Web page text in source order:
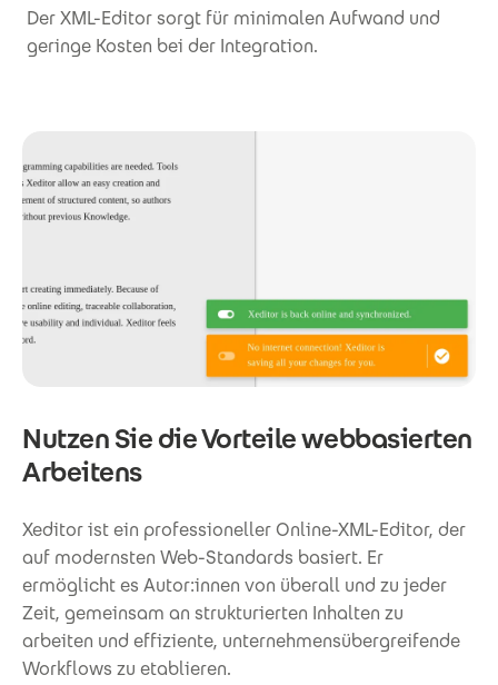
Der XML-Editor sorgt für minimalen Aufwand und
geringe Kosten bei der Integration.
Nutzen Sie die Vorteile webbasierten
Arbeitens
Xeditor ist ein professioneller Online-XML-Editor, der
auf modernsten Web-Standards basiert. Er
ermöglicht es Autor:innen von überall und zu jeder
Zeit, gemeinsam an strukturierten Inhalten zu
arbeiten und effiziente, unternehmensübergreifende
Workflows zu etablieren.